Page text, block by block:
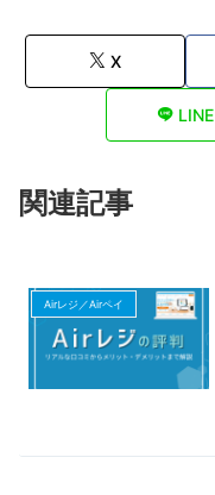
X
LINE
関連記事
Airレジ／Airペイ